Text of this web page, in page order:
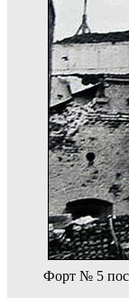
Форт № 5